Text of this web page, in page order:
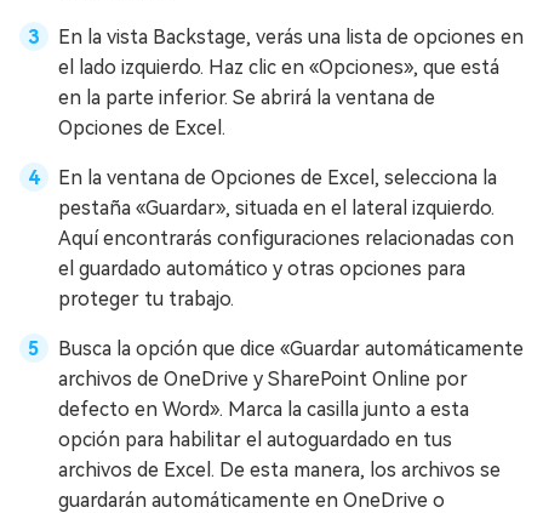
En la vista Backstage, verás una lista de opciones en
el lado izquierdo. Haz clic en «Opciones», que está
en la parte inferior. Se abrirá la ventana de
Opciones de Excel.
En la ventana de Opciones de Excel, selecciona la
pestaña «Guardar», situada en el lateral izquierdo.
Aquí encontrarás configuraciones relacionadas con
el guardado automático y otras opciones para
proteger tu trabajo.
Busca la opción que dice «Guardar automáticamente
archivos de OneDrive y SharePoint Online por
defecto en Word». Marca la casilla junto a esta
opción para habilitar el autoguardado en tus
archivos de Excel. De esta manera, los archivos se
guardarán automáticamente en OneDrive o